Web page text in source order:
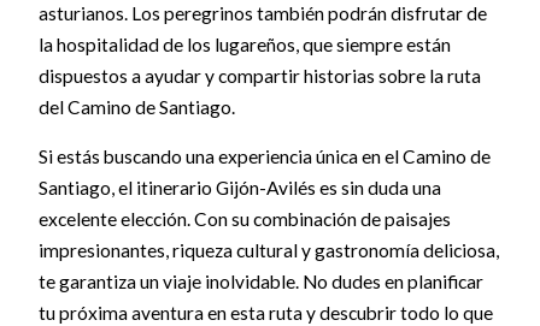
asturianos. Los peregrinos también podrán disfrutar de
la hospitalidad de los lugareños, que siempre están
dispuestos a ayudar y compartir historias sobre la ruta
del Camino de Santiago.
Si estás buscando una experiencia única en el Camino de
Santiago, el itinerario Gijón-Avilés es sin duda una
excelente elección. Con su combinación de paisajes
impresionantes, riqueza cultural y gastronomía deliciosa,
te garantiza un viaje inolvidable. No dudes en planificar
tu próxima aventura en esta ruta y descubrir todo lo que